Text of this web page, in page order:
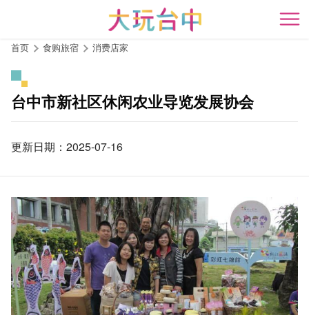
开
首页 食购旅宿 消费店家
台中市新社区休闲农业导览发展协会
更新日期：2025-07-16